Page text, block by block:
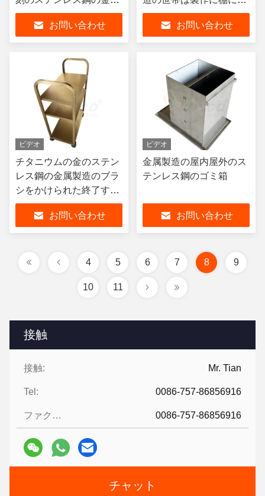
接触
接触: Mr. Tian
Tel: 0086-757-86856916
ファクシミリ: 0086-757-86856916
チャット
の製作
お問い合わせ
く
お問い合わせ
ビデオ
チタニウムの金のステン
レス鋼の金属製造のブラ
シをかけられた終了する
レストラン トロリーの食
事を手で押すため
お問い合わせ
ビデオ
金属製造の屋内屋外のス
テンレス鋼のゴミ箱
お問い合わせ
4 5 6 7 8 9
10 11